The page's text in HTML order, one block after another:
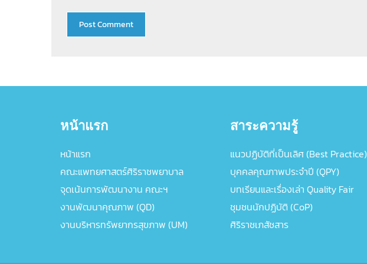
หน้าแรก
หน้าแรก
คณะแพทยศาสตร์ศิริราชพยาบาล
จุดเน้นการพัฒนางาน คณะฯ
งานพัฒนาคุณภาพ (QD)
งานบริหารทรัพยากรสุขภาพ (UM)
สาระความรู้
แนวปฏิบัติที่เป็นเลิศ (Best Practice)
บุคคลคุณภาพประจำปี (QPY)
บทเรียนและเรื่องเล่า Quality Fair
ชุมชนนักปฏิบัติ (CoP)
ศิริราชเภสัชสาร